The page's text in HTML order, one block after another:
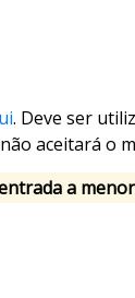
. Deve ser
aceitará o
a